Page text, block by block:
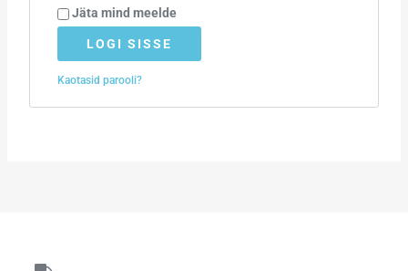
Jäta mind meelde
LOGI SISSE
Kaotasid parooli?